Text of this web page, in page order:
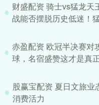
财盛配资 骑士vs猛龙天
战能否摆脱历史低迷！
赤盈配资 欧冠半决赛对
球，名宿盛赞这才是真
股赢宝配资 夏日文旅业
消费活力